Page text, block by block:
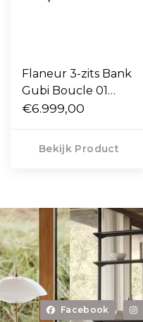
Flaneur 3-zits Bank
Gubi Boucle 01
cream, mat zwart
€6.999,00
Bekijk Product
Facebook